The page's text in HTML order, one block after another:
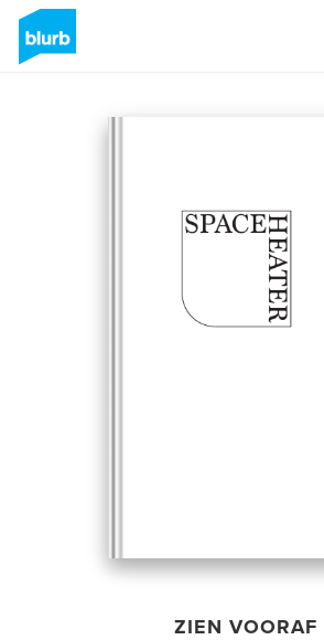
ZIEN VOORAF